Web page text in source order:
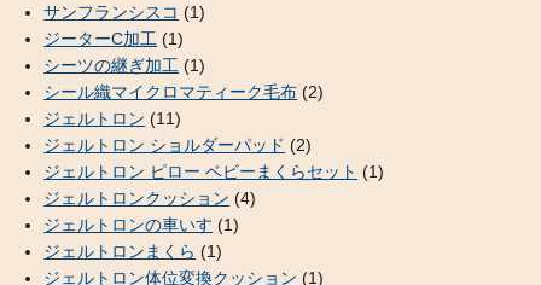
サンフランシスコ (1)
ジーターC加工 (1)
シーツの継ぎ加工 (1)
シール織マイクロマティーク毛布 (2)
ジェルトロン (11)
ジェルトロン ショルダーパッド (2)
ジェルトロン ピロー ベビーまくらセット (1)
ジェルトロンクッション (4)
ジェルトロンの車いす (1)
ジェルトロンまくら (1)
ジェルトロン体位変換クッション (1)